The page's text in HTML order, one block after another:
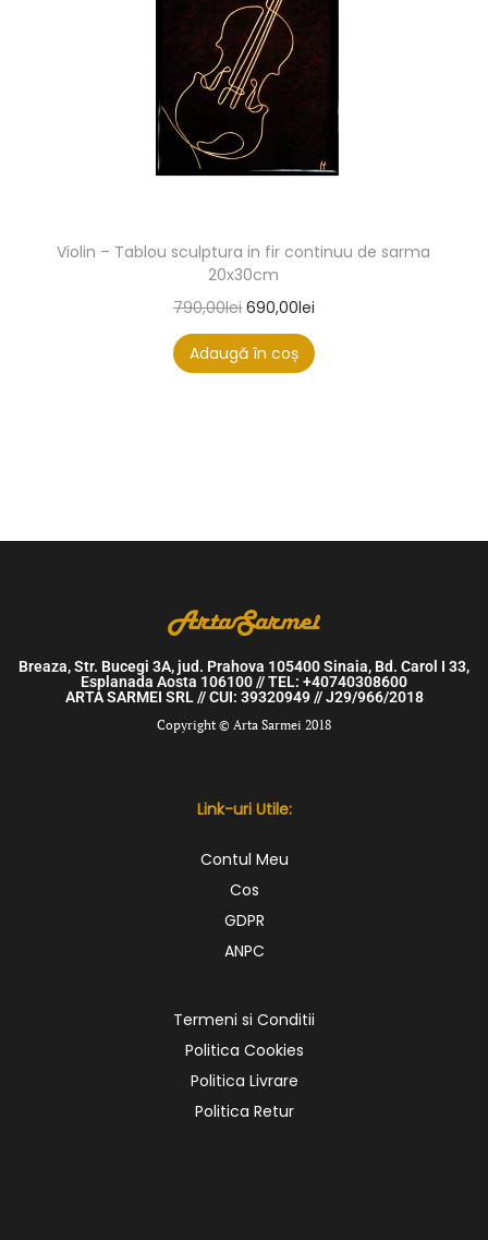
Violin – Tablou sculptura in fir continuu de sarma
20x30cm
790,00lei 690,00lei
Adaugă în coș
Breaza, Str. Bucegi 3A, jud. Prahova 105400 Sinaia, Bd. Carol I 33,
Esplanada Aosta 106100 // TEL: +40740308600
ARTA SARMEI SRL // CUI: 39320949 // J29/966/2018
Copyright © Arta Sarmei 2018
Link-uri Utile:
Contul Meu
Cos
GDPR
ANPC
Termeni si Conditii
Politica Cookies
Politica Livrare
Politica Retur